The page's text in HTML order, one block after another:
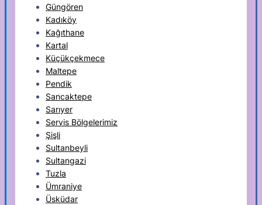
Güngören
Kadıköy
Kağıthane
Kartal
Küçükçekmece
Maltepe
Pendik
Sancaktepe
Sarıyer
Servis Bölgelerimiz
Şişli
Sultanbeyli
Sultangazi
Tuzla
Ümraniye
Üsküdar